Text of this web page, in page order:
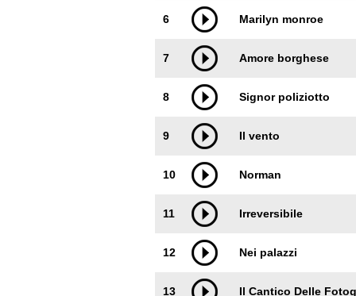
6 Marilyn monroe
7 Amore borghese
8 Signor poliziotto
9 Il vento
10 Norman
11 Irreversibile
12 Nei palazzi
13 Il Cantico Delle